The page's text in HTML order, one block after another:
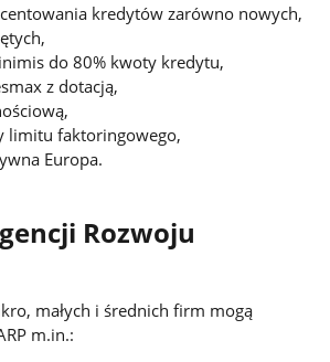
kredytów zarówno nowych,
do 80% kwoty kredytu,
z dotacją,
limitu faktoringowego,
Europa.
Rozwoju
małych i średnich firm mogą
m.in.: